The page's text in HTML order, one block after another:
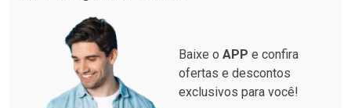
Baixe o APP e confira
ofertas e descontos
exclusivos para você!